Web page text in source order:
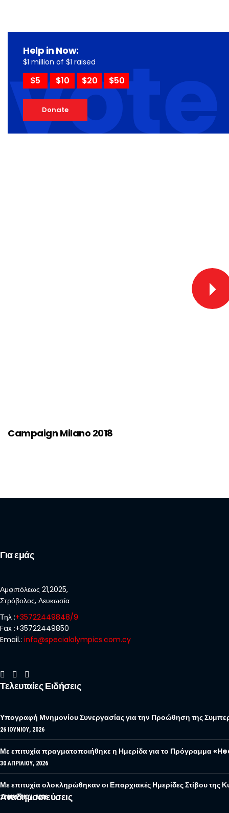
vote
Help in Now:
$1 million of $1 raised
$5 $10 $20 $50
Donate
Campaign Milano 2018
Για εμάς
Αμφιπόλεως 21,2025,
Στρόβολος, Λευκωσία
Τηλ :+35722449848/9
Fax :+35722449850
Email.: info@specialolympics.com.cy
Τελευταίες Ειδήσεις
Υπογραφή Μνημονίου Συνεργασίας για την Προώθηση της
26 ΙΟΥΝΊΟΥ, 2026
Με επιτυχία πραγματοποιήθηκε η Ημερίδα για το Πρόγραμμα
30 ΑΠΡΙΛΊΟΥ, 2026
Με επιτυχία ολοκληρώθηκαν οι Επαρχιακές Ημερίδες Στίβου
22 ΜΑΡΤΊΟΥ, 2026
Αναδημοσιεύσεις